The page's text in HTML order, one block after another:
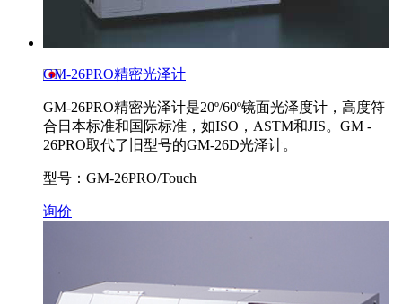
GM-26PRO精密光泽计
GM-26PRO精密光泽计是20º/60º镜面光泽度计，高度符
合日本标准和国际标准，如ISO，ASTM和JIS。GM -
26PRO取代了旧型号的GM-26D光泽计。
型号：GM-26PRO/Touch
询价